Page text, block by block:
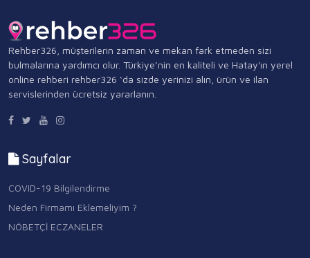
Rehber326, müşterilerin zaman ve mekan fark etmeden sizi
bulmalarına yardımcı olur. Türkiye’nin en kaliteli ve Hatay'ın yerel
online rehberi rehber326 ‘da sizde yerinizi alın, ürün ve ilan
servislerinden ücretsiz yararlanın.
Sayfalar
COVID-19 Bilgilendirme
Neden Firmamı Eklemeliyim ?
NÖBETÇİ ECZANELER